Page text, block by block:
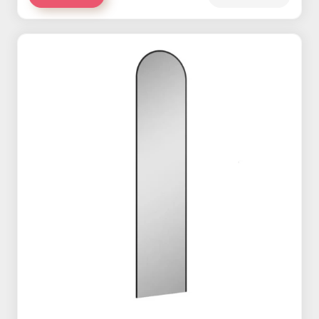
MAINZU Tin Tile termékcsalád
MAINZU Bayonne termékcsalád
MAINZU Soho termékcsalád
CERSANIT Bantu termékcsalád